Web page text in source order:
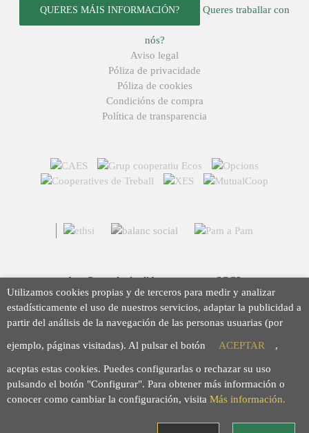
QUERES MÁIS INFORMACIÓN? Queres traballar con
nós?
Aviso legal
Póliza de privacidade
Póliza de cookies
Condicións de compra
Política de transparencia
Arç Corredoria d'Assegurances, SCCL
Casp 43, 08010 Barcelona
93 423 46 02
info@arc.coop
Utilizamos cookies propias y de terceros para medir y analizar
estadísticamente el uso de nuestros servicios, adaptar la publicidad a
partir del análisis de la navegación de las personas usuarias (por
ejemplo, páginas visitadas). Al pulsar el botón ACEPTAR ,
aceptas estas cookies. Puedes configurarlas o rechazar su uso
pulsando el botón "Configurar". Para obtener más información o
conocer como cambiar la configuración, visita Más información.